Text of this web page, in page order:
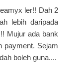
ler!! Dah 2
lebih daripada
Mujur ada bank
payment. Sejam
boleh guna....